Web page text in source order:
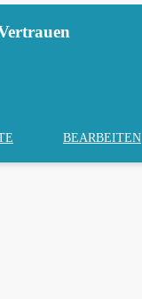
BEARBEITEN